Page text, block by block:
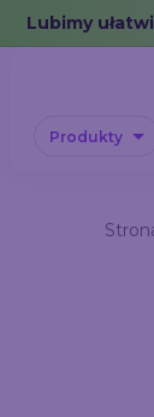
Error: No data
Lubimy
Produkty